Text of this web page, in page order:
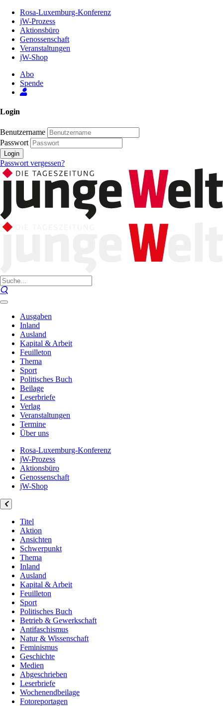
Inhalt
Seite
Rosa-Luxemburg-Konferenz
jW-Prozess
Aktionsbüro
Genossenschaft
Veranstaltungen
jW-Shop
Abo
Spende
Login
Benutzername
Passwort
Login
Passwort vergessen?
Ausgaben
Inland
Ausland
Kapital & Arbeit
Feuilleton
Thema
Sport
Politisches Buch
Beilage
Leserbriefe
Verlag
Veranstaltungen
Termine
Über uns
Rosa-Luxemburg-Konferenz
jW-Prozess
Aktionsbüro
Genossenschaft
jW-Shop
Titel
Aktion
Ansichten
Schwerpunkt
Thema
Inland
Ausland
Kapital & Arbeit
Feuilleton
Sport
Politisches Buch
Betrieb & Gewerkschaft
Antifaschismus
Natur & Wissenschaft
Feminismus
Geschichte
Medien
Abgeschrieben
Leserbriefe
Wochenendbeilage
Fotoreportagen